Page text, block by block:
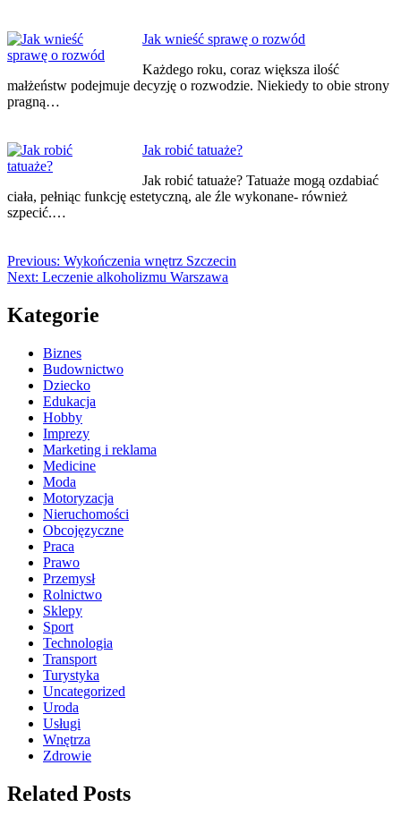
Jak wnieść sprawę o rozwód
Każdego roku, coraz większa ilość
małżeństw podejmuje decyzję o rozwodzie. Niekiedy to obie strony
pragną…
Jak robić tatuaże?
Jak robić tatuaże? Tatuaże mogą ozdabiać
ciała, pełniąc funkcję estetyczną, ale źle wykonane- również
szpecić.…
Previous: Wykończenia wnętrz Szczecin
Next: Leczenie alkoholizmu Warszawa
Kategorie
Biznes
Budownictwo
Dziecko
Edukacja
Hobby
Imprezy
Marketing i reklama
Medicine
Moda
Motoryzacja
Nieruchomości
Obcojęzyczne
Praca
Prawo
Przemysł
Rolnictwo
Sklepy
Sport
Technologia
Transport
Turystyka
Uncategorized
Uroda
Usługi
Wnętrza
Zdrowie
Related Posts